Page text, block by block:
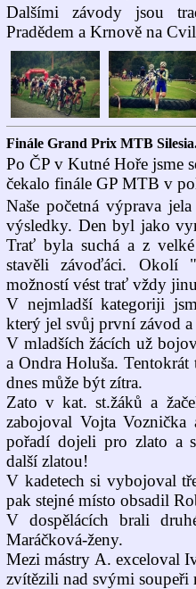
Dalšími závody jsou
Pradědem a Krnově na
Finále Grand Prix MTB
Po ČP v Kutné Hoře jsme
čekalo finále GP MTB v
Naše početná výprava
výsledky. Den byl jako
Trať byla suchá a z
stavěli závoďáci. Okolí
možností vést trať vždy
V nejmladší kategoriji
který jel svůj první závod
V mladších žácích už
a Ondra Holuša.
dnes může být zítra.
Zato v kat. st.žáků a
zabojoval Vojta
pořadí dojeli pro zlato a
další zlatou!
V kadetech si vybojoval
pak stejné místo obsadil
V dospělácích brali
Maráčková-ženy.
Mezi mástry A. exceloval
zvítězili nad svými soupeři